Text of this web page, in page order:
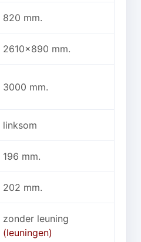
820 mm.
2610x890 mm.
3000 mm.
linksom
196 mm.
202 mm.
zonder leuning
(leuningen)